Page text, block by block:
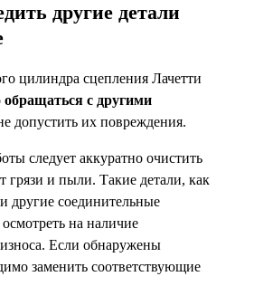
другие детали
цилиндра сцепления Лачетти
с другими
допустить их повреждения.
следует аккуратно очистить
грязи и пыли. Такие детали, как
другие соединительные
на наличие
Если обнаружены
заменить соответствующие